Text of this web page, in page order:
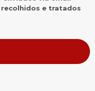
e tratados